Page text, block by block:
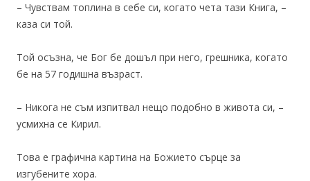
– Чувствам топлина в себе си, когато чета тази Книга, –
каза си той.
Той осъзна, че Бог бе дошъл при него, грешника, когато
бе на 57 годишна възраст.
– Никога не съм изпитвал нещо подобно в живота си, –
усмихна се Кирил.
Това е графична картина на Божието сърце за
изгубените хора.